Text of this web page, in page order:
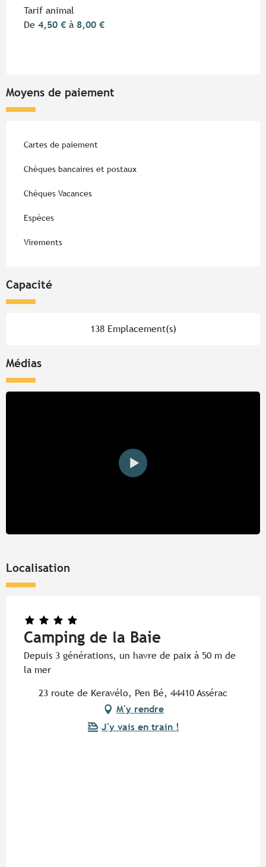
Tarif animal
De 4,50 € à 8,00 €
Moyens de paiement
Cartes de paiement
Chèques bancaires et postaux
Chèques Vacances
Espèces
Virements
Capacité
138 Emplacement(s)
Médias
Localisation
Camping de la Baie
Depuis 3 générations, un havre de paix à 50 m de
la mer
23 route de Keravélo, Pen Bé, 44410 Assérac
M'y rendre
J'y vais en train !